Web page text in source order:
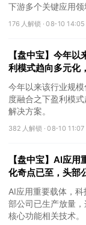
下游多个关键应用领
176 人解锁 ·08-10 14:05
【盘中宝】今年
利模式趋向多元化
今年以来该行业规
度融合之下盈利模
解决方案。
382 人解锁 ·08-10 11:07
【盘中宝】AI应
化奇点已至，头部
100%
AI应用重要载体，
部公司已生产放量
核心功能相关技术。